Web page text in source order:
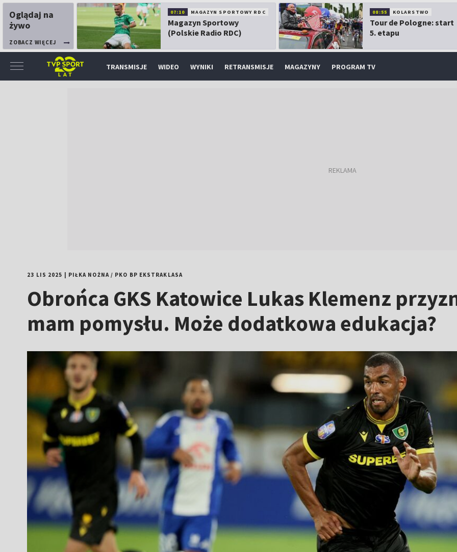
Oglądaj na
żywo
ZOBACZ WIĘCEJ
07:10 MAGAZYN SPORTOWY RDC
Magazyn Sportowy
(Polskie Radio RDC)
08:55 KOLARSTWO
Tour de Pologne: start
5. etapu
TRANSMISJE WIDEO WYNIKI RETRANSMISJE MAGAZYNY PROGRAM TV
23 LIS 2025 PIŁKA NOŻNA/ PKO BP EKSTRAKLASA
Obrońca GKS Katowice Lukas Klemenz
mam pomysłu. Może dodatkowa edukacja?